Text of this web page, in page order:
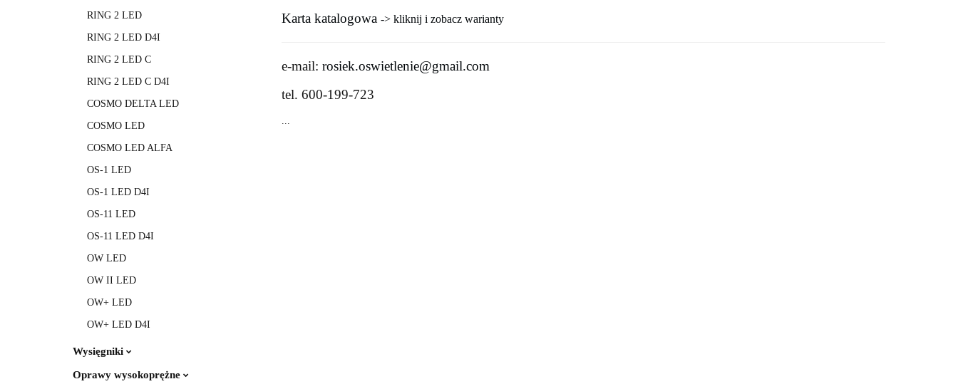
RING 2 LED
RING 2 LED D4I
RING 2 LED C
RING 2 LED C D4I
COSMO DELTA LED
COSMO LED
COSMO LED ALFA
OS-1 LED
OS-1 LED D4I
OS-11 LED
OS-11 LED D4I
OW LED
OW II LED
OW+ LED
OW+ LED D4I
Wysięgniki
Oprawy wysokoprężne
Karta katalogowa -> kliknij i zobacz warianty
e-mail: rosiek.oswietlenie@gmail.com
tel. 600-199-723